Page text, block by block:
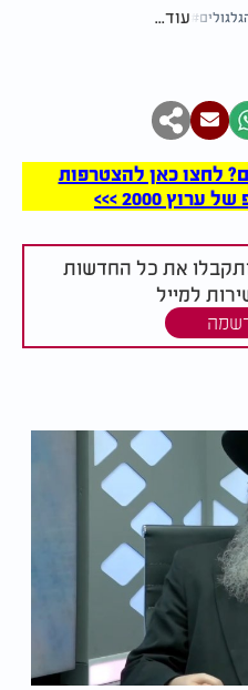
עוד...
לחצו כאן להצטרפות
2000 >>>
ותקבלו את כל החדשות
למייל